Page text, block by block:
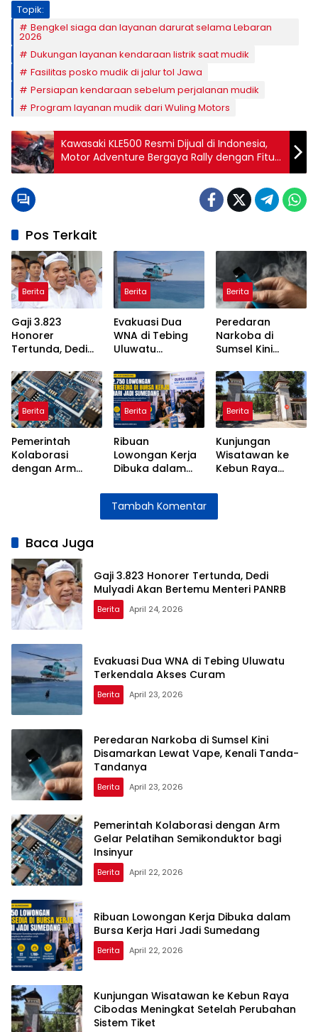
Topik:
Bengkel siaga dan layanan darurat selama Lebaran
2026
Dukungan layanan kendaraan listrik saat mudik
Fasilitas posko mudik di jalur tol Jawa
Persiapan kendaraan sebelum perjalanan mudik
Program layanan mudik dari Wuling Motors
Kawasaki KLE500 Resmi Dijual di Indonesia,
Motor Adventure Bergaya Rally dengan Fitur
Canggih
Pos Terkait
Berita
Gaji 3.823
Honorer
Tertunda, Dedi
Bertemu Menteri
PANRB
Berita
Evakuasi Dua
WNA di Tebing
Uluwatu
Akses Curam
Berita
Peredaran
Narkoba di
Sumsel Kini
Lewat Vape,
Kenali Tanda-
Tandanya
Berita
Pemerintah
Kolaborasi
dengan Arm
Berita
Ribuan
Lowongan Kerja
Dibuka dalam
Jadi Sumedang
Berita
Kunjungan
Wisatawan ke
Kebun Raya
Meningkat
Perubahan
Tambah Komentar
Baca Juga
Gaji 3.823 Honorer Tertunda, Dedi
Mulyadi Akan Bertemu Menteri PANRB
Berita April 24, 2026
Evakuasi Dua WNA di Tebing Uluwatu
Terkendala Akses Curam
Berita April 23, 2026
Peredaran Narkoba di Sumsel Kini
Disamarkan Lewat Vape, Kenali Tanda-
Tandanya
Berita April 23, 2026
Pemerintah Kolaborasi dengan Arm
Gelar Pelatihan Semikonduktor bagi
Insinyur
Berita April 22, 2026
Ribuan Lowongan Kerja Dibuka dalam
Bursa Kerja Hari Jadi Sumedang
Berita April 22, 2026
Kunjungan Wisatawan ke Kebun Raya
Cibodas Meningkat Setelah Perubahan
Sistem Tiket